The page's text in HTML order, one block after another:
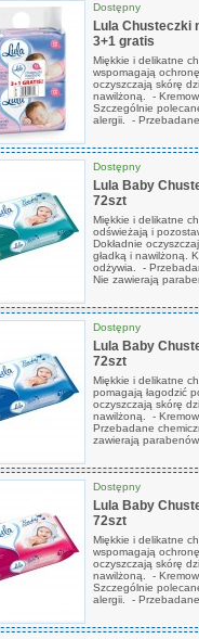
Dostępny
Lula Chusteczki
3+1 gratis
Miękkie i delikatne
wspomagają
oczyszczają skórę
nawilżoną. -
Szczególnie
alergii. -
Dostępny
Lula Baby
72szt
Miękkie i delikatne
odświeżają i
Dokładnie
gładką i nawilżoną.
odżywia. -
Nie zawierają
Dostępny
Lula Baby
72szt
Miękkie i delikatne
pomagają łagodzić
oczyszczają skórę
nawilżoną. -
Przebadane
zawierają
Dostępny
Lula Baby
72szt
Miękkie i delikatne
wspomagają
oczyszczają skórę
nawilżoną. -
Szczególnie
alergii. -